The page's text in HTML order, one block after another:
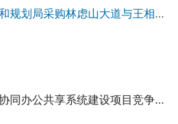
大道与王相路西南地块土壤污染状况调查项目竞争性谈判公告
公共享系统建设项目竞争性磋商公告